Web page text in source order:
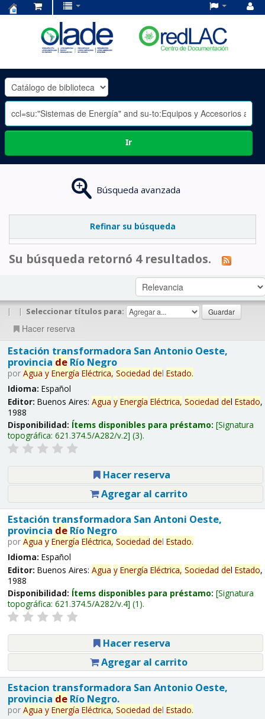
OLADE
-
Ir
Búsqueda avanzada
Refinar su búsqueda
Su búsqueda retornó 4 resultados.
| | Seleccionar títulos para:
Hacer reserva
Estación transformadora San Antonio Oeste,
provincia deRío Negro
por Agua y Energía Eléctrica, Sociedad del Estado.
Idioma: Español
Editor: Buenos Aires: Agua y Energía Eléctrica, Sociedad del Estado,
1988
Disponibilidad: Ítems disponibles para préstamo: Signatura
topográfica: 621.374.5/A282/v.2 (3).
Hacer reserva
Agregar al carrito
Estación transformadora San Antoni Oeste,
provincia deRío Negro
por Agua y Energía Eléctrica, Sociedad del Estado.
Idioma: Español
Editor: Buenos Aires: Agua y Energía Eléctrica, Sociedad del Estado,
1988
Disponibilidad: Ítems disponibles para préstamo: Signatura
topográfica: 621.374.5/A282/v.4 (1).
Hacer reserva
Agregar al carrito
Estacion transformadora San Antonio Oeste,
provincia deRío Negro.
por Agua y Energía Eléctrica, Sociedad del Estado.